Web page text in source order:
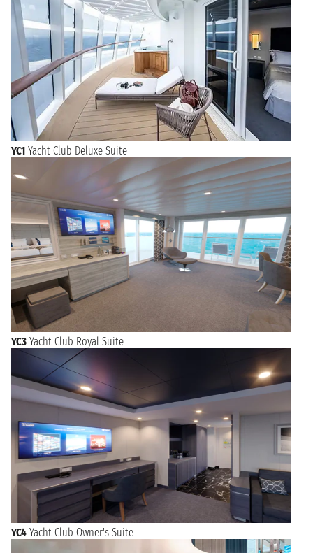
YC1 Yacht Club Deluxe Suite
YC3 Yacht Club Royal Suite
YC4 Yacht Club Owner's Suite